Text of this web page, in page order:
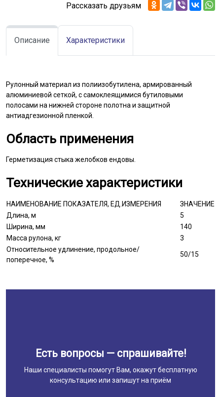
Рассказать друзьям
Описание Характеристики
Рулонный материал из полиизобутилена, армированный
алюминиевой сеткой, с самоклеящимися бутиловыми
полосами на нижней стороне полотна и защитной
антиадгезионной пленкой.
Область применения
Герметизация стыка желобков ендовы.
Технические характеристики
НАИМЕНОВАНИЕ ПОКАЗАТЕЛЯ, ЕД.ИЗМЕРЕНИЯ
ЗНАЧЕНИЕ
Длина, м
5
Ширина, мм
140
Масса рулона, кг
3
Относительное удлинение, продольное/
поперечное, %
50/15
Есть вопросы — спрашивайте!
Наши специалисты помогут Вам, окажут бесплатную
консультацию или запишут на приём